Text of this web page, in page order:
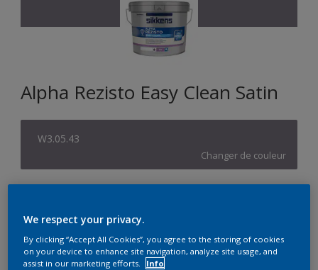
Alpha Rezisto Easy Clean Satin
W3.05.43
Changer de couleur
1L
Quantité Calculateur de peinture
We respect your privacy.
By clicking “Accept All Cookies”, you agree to the storing of cookies
on your device to enhance site navigation, analyze site usage, and
assist in our marketing efforts.
Info